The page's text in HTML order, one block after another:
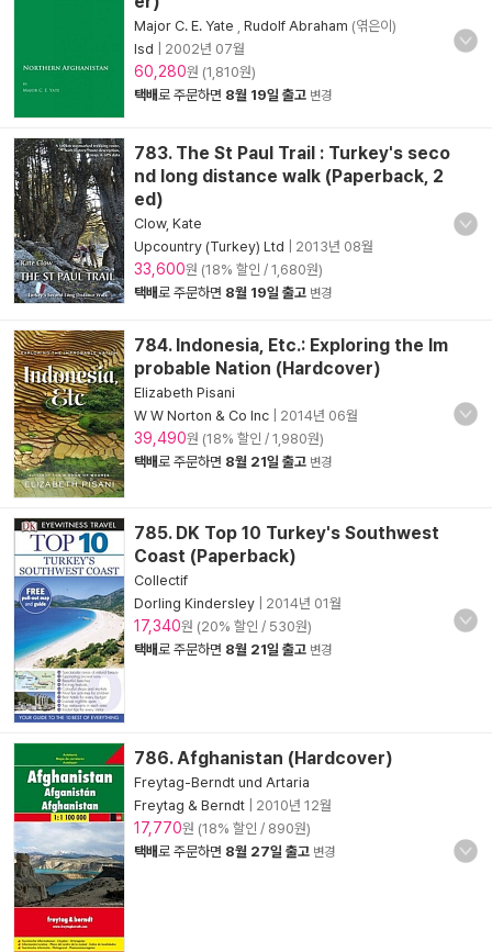
Major C. E. Yate Rudolf Abraham (엮은이)
Isd
2002년 07월
60,280원 (1,810원)
택배로 주문하면 8월 19일 출고 변경
783. The St Paul Trail : Turkey's seco
nd long distance walk (Paperback, 2
ed)
Clow, Kate
Upcountry (Turkey) Ltd
2013년 08월
33,600원 (18% 할인 / 1,680원)
택배로 주문하면 8월 19일 출고 변경
784. Indonesia, Etc.: Exploring the Im
probable Nation (Hardcover)
Elizabeth Pisani
W W Norton & Co Inc
2014년 06월
39,490원 (18% 할인 / 1,980원)
택배로 주문하면 8월 21일 출고 변경
785. DK Top 10 Turkey's Southwest
Coast (Paperback)
Collectif
Dorling Kindersley
2014년 01월
17,340원 (20% 할인 / 530원)
택배로 주문하면 8월 21일 출고 변경
786. Afghanistan (Hardcover)
Freytag-Berndt und Artaria
Freytag & Berndt
2010년 12월
17,770원 (18% 할인 / 890원)
택배로 주문하면 8월 27일 출고 변경